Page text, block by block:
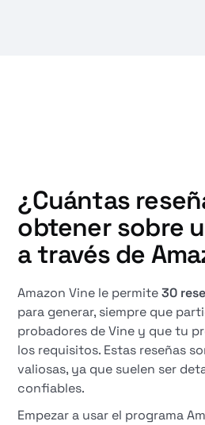
¿Cuántas
obtener sobre
a través de
Amazon Vine le permite30
para generar, siempre que
probadores de Vine y que tu
los requisitos. Estas reseñas
valiosas, ya que suelen ser
confiables.
Empezar a usar el programa